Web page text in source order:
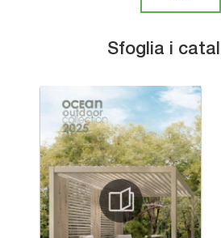
Sfoglia i